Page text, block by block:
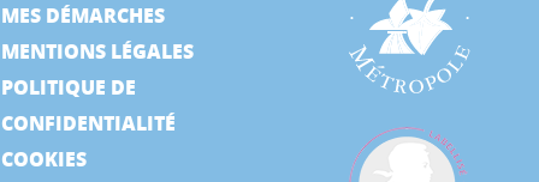
MES DÉMARCHES
MENTIONS LÉGALES
POLITIQUE DE
CONFIDENTIALITÉ
COOKIES